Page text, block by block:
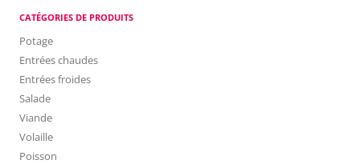
CATÉGORIES DE PRODUITS
Potage
Entrées chaudes
Entrées froides
Salade
Viande
Volaille
Poisson